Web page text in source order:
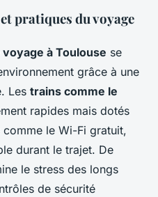
pratiques du voyage
à Toulouse se
grâce à une
Les trains comme le
rapides mais dotés
le Wi-Fi gratuit,
durant le trajet. De
le stress des longs
de sécurité